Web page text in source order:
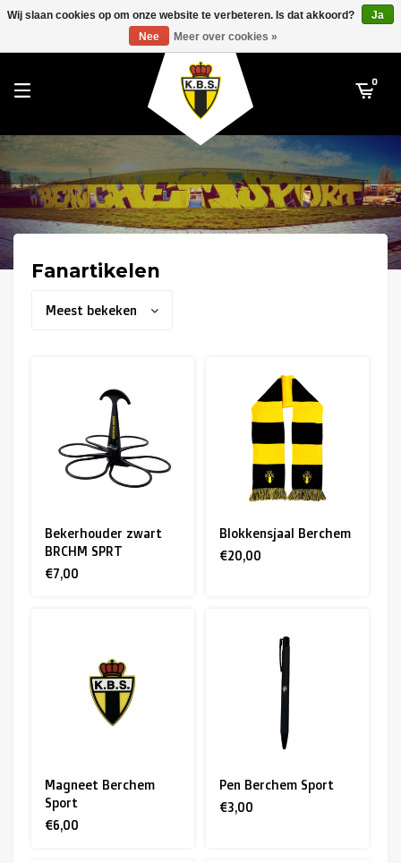
K. Berchem Sport
Topfanz Outlet
Marktrock
Allemoal Truineer
Alpecin Premier Tech /Fenix Premier Tech
Heroes
Sportoase
R. EV - Remco Evenepoel
Workout Buddies
Veilingen
0
Fanartikelen
Meest bekeken
Bekerhouder zwart
BRCHM SPRT
€7,00
Blokkensjaal Berchem
€20,00
Magneet Berchem
Sport
€6,00
Pen Berchem Sport
€3,00
Wij slaan cookies op om onze website te verbeteren. Is dat akkoord?
Ja
Nee
Meer over cookies »